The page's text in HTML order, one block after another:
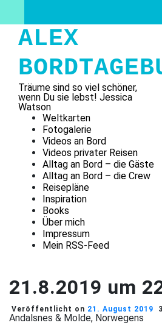
content
ALEX
Träume sind so viel schöner,
wenn Du sie lebst! Jessica
Watson
Weltkarten
Fotogalerie
Videos an Bord
Videos privater Reisen
Alltag an Bord – die Gäste
Alltag an Bord – die Crew
Reisepläne
Inspiration
Books
Über mich
Impressum
Mein RSS-Feed
21.8.2019 um
Veröffentlicht on 21. August 2019
Andalsnes & Molde, Norwegens